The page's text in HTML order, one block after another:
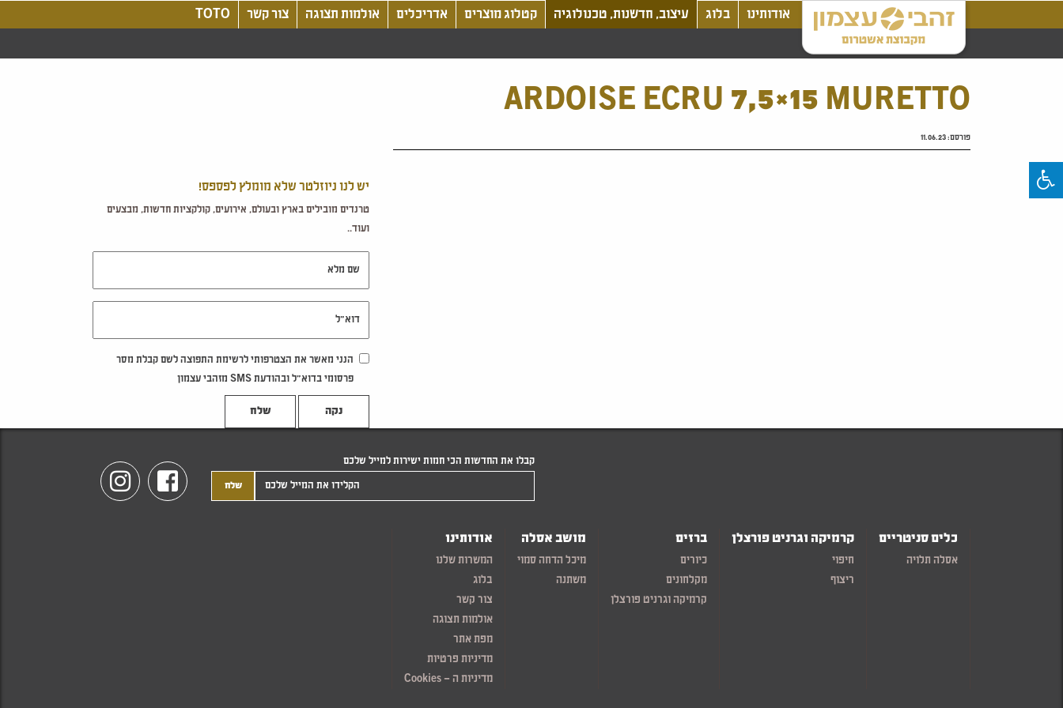
אודותינו בלוג עיצוב, חדשנות, טכנולוגיה קטלוג מוצרים אדריכלים אולמות תצוגה צור קשר TOTO
ARDOISE ECRU 7,5×15 MURETTO
פורסם:11.06.23
יש לנו ניוזלטר שלא מומלץ לפספס!
טרנדים מובילים בארץ ובעולם, אירועים, קולקציות חדשות, מבצעים
ועוד..
הנני מאשר את הצטרפותי לרשימת התפוצה לשם קבלת מסר
פרסומי בדוא"ל ובהודעת SMS מזהבי עצמון
נקה
Facebook
Instagram
קבלו את החדשות הכי חמות ישירות למייל שלכם
כלים סניטריים
אסלה תלויה
קרמיקה וגרניט פורצלן
חיפוי
ריצוף
ברזים
כיורים
מקלחונים
קרמיקה וגרניט פורצלן
מושב אסלה
מיכל הדחה סמוי
משתנה
אודותינו
המשרות שלנו
בלוג
צור קשר
אולמות תצוגה
מפת אתר
מדיניות פרטיות
מדיניות ה – Cookies